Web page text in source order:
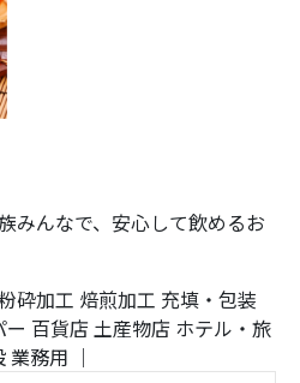
みんなで、安心して飲めるお
砕加工 焙煎加工 充填・包装
ー 百貨店土産物店 ホテル・旅
業務用 ｜